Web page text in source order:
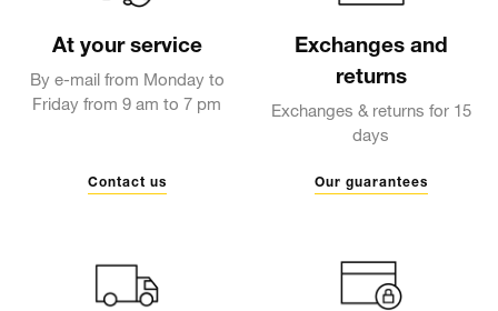
At your service
By e-mail from Monday to
Friday from 9 am to 7 pm
Contact us
Exchanges and
returns
Exchanges & returns for 15
days
Our guarantees